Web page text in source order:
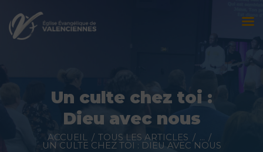
Un culte chez toi :
Dieu avec nous
ACCUEIL TOUS LES ARTICLES ...
UN CULTE CHEZ TOI : DIEU AVEC NOUS
Évènements
Prédications